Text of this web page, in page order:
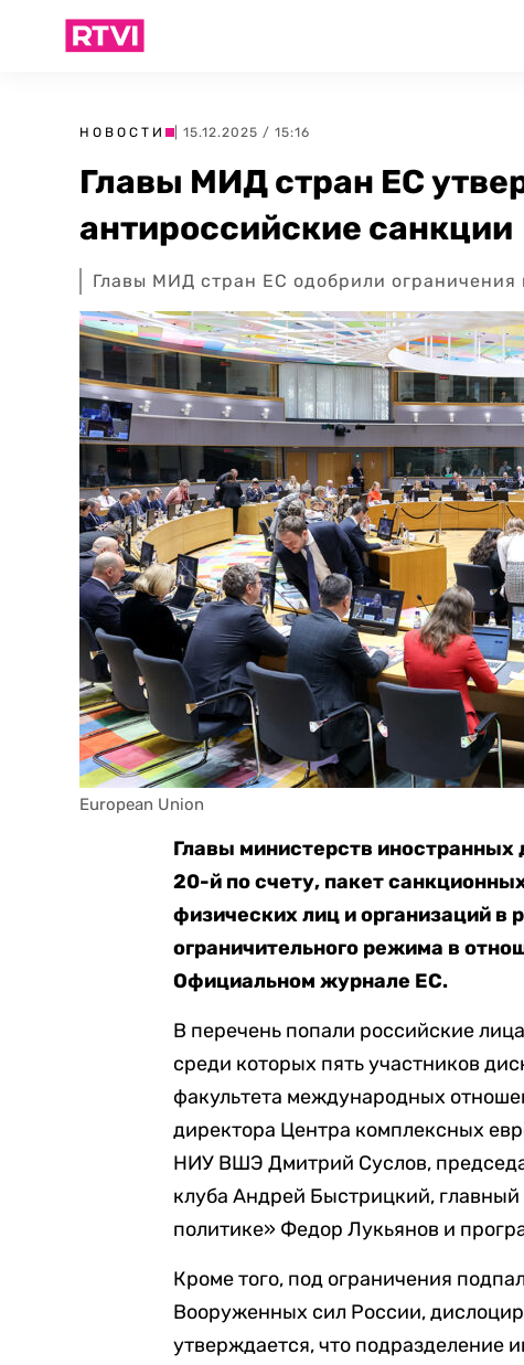
НОВОСТИ | 15.12.2025 / 15:16
Главы МИД стран ЕС
антироссийские санкции
Главы МИД стран ЕС одобрили
European Union
Главы министерств
20-й по счету, пакет
физических лиц и организаций
ограничительного режима в
Официальном журнале ЕС.
В перечень попали российские
среди которых пять участников
факультета международных
директора Центра комплексных
НИУ ВШЭ Дмитрий Суслов,
клуба Андрей Быстрицкий,
политике» Федор Лукьянов и
Кроме того, под ограничения
Вооруженных сил России,
утверждается, что подразделение